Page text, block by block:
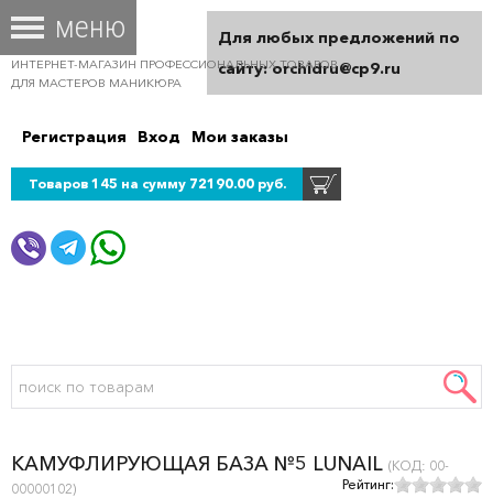
ИНТЕРНЕТ-МАГАЗИН ПРОФЕССИОНАЛЬНЫХ ТОВАРОВ
ДЛЯ МАСТЕРОВ МАНИКЮРА
Регистрация Вход Мои заказы
Товаров 145 на сумму 72190.00 руб.
КАМУФЛИРУЮЩАЯ БАЗА №5 LUNAIL (КОД: 00-
00000102) Рейтинг:
Для любых предложений по
сайту: orchidru@cp9.ru